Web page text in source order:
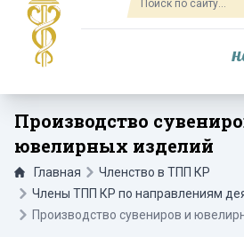
Производство
ювелирных изделий
Главная
Членство в ТПП КР
Члены ТПП КР по направлениям
Производство сувениров и